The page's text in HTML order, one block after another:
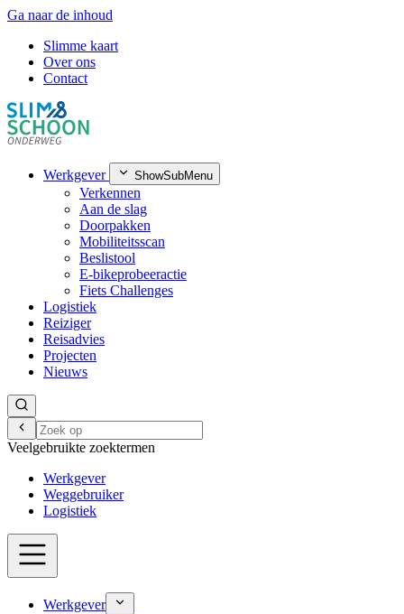
Ga naar de inhoud
Slimme kaart
Over ons
Contact
Werkgever ShowSubMenu
Verkennen
Aan de slag
Doorpakken
Mobiliteitsscan
Beslistool
E-bikeprobeeractie
Fiets Challenges
Logistiek
Reiziger
Reisadvies
Projecten
Nieuws
Veelgebruikte zoektermen
Werkgever
Weggebruiker
Logistiek
Werkgever